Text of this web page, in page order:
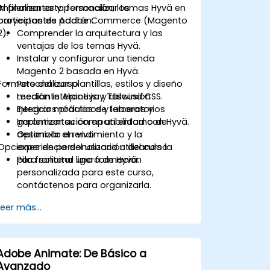
y personalizar temas Hyvä en
de Adobe Commerce (Magento
finalizar esta formación, los
podrán:
Comprender la arquitectura y las
ventajas de los temas Hyvä.
Instalar y configurar una tienda
Magento 2 basada en Hyvä.
Personalizar plantillas, estilos y diseño
mediante Alpine.js y Tailwind CSS.
Integrar módulos de terceros y
garantizar su compatibilidad con Hyvä.
Optimizar el rendimiento y la
experiencia del usuario utilizando la
pila frontend ligera de Hyvä.
del curso
Lección interactiva y discusión
Ejercicios prácticos y laboratorios
Implementación en un entorno de
desarrollo en vivo
de personalización del curso
Para solicitar una formación
personalizada para este curso,
contáctenos para organizarla.
más...
Animate: De Básico a